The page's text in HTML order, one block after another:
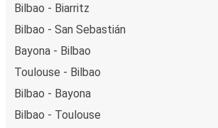
Bilbao - Biarritz
Bilbao - San Sebastián
Bayona - Bilbao
Toulouse - Bilbao
Bilbao - Bayona
Bilbao - Toulouse